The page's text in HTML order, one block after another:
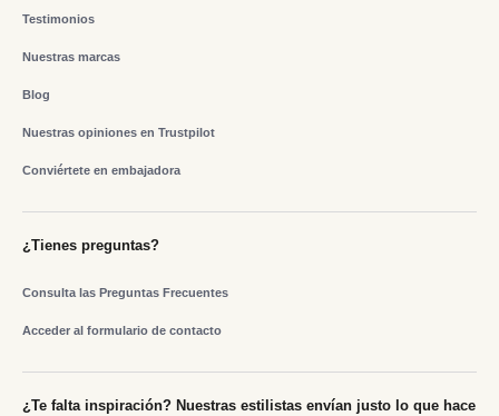
Testimonios
Nuestras marcas
Blog
Nuestras opiniones en Trustpilot
Conviértete en embajadora
¿Tienes preguntas?
Consulta las Preguntas Frecuentes
Acceder al formulario de contacto
¿Te falta inspiración? Nuestras estilistas envían justo lo que hace